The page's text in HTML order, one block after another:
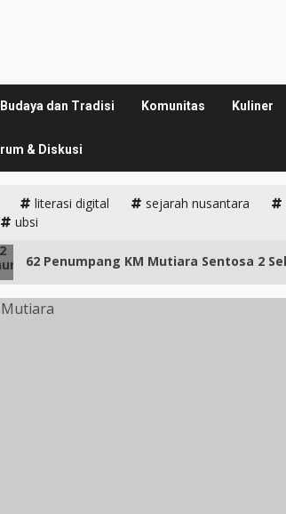
Budaya dan Tradisi Komunitas Kuliner
& Diskusi
literasi digital sejarah nusantara
ubsi
KM Mutiara Sentosa 2 Selamat